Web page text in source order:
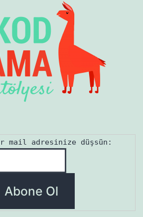
mail adresinize düşsün: